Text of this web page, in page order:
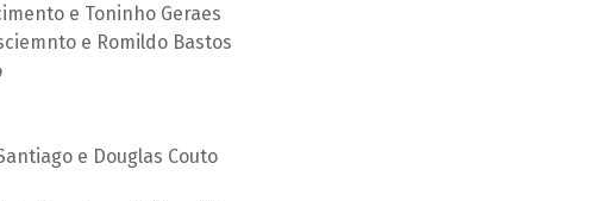
e Toninho Geraes
e Romildo Bastos
e Douglas Couto